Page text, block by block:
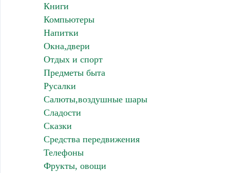
Книги
Компьютеры
Напитки
Окна,двери
Отдых и спорт
Предметы быта
Русалки
Салюты,воздушные шары
Сладости
Сказки
Средства передвижения
Телефоны
Фрукты, овощи